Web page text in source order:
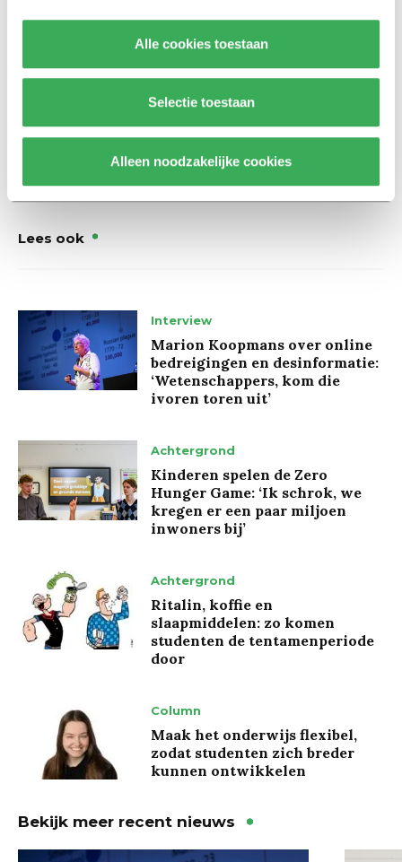
Alle cookies toestaan
Selectie toestaan
Alleen noodzakelijke cookies
alumni vrij om te doen wat ze willen, maar neem maar
van mij aan dat er schamper wordt gesproken over zo’n
Navarro. Die zou, als econoom, beter moeten weten.”
Lees ook
Interview
Marion Koopmans over online
bedreigingen en desinformatie:
‘Wetenschappers, kom die
ivoren toren uit’
Achtergrond
Kinderen spelen de Zero
Hunger Game: ‘Ik schrok, we
kregen er een paar miljoen
inwoners bij’
Achtergrond
Ritalin, koffie en
slaapmiddelen: zo komen
studenten de tentamenperiode
door
Column
Maak het onderwijs flexibel,
zodat studenten zich breder
kunnen ontwikkelen
Bekijk meer recent nieuws